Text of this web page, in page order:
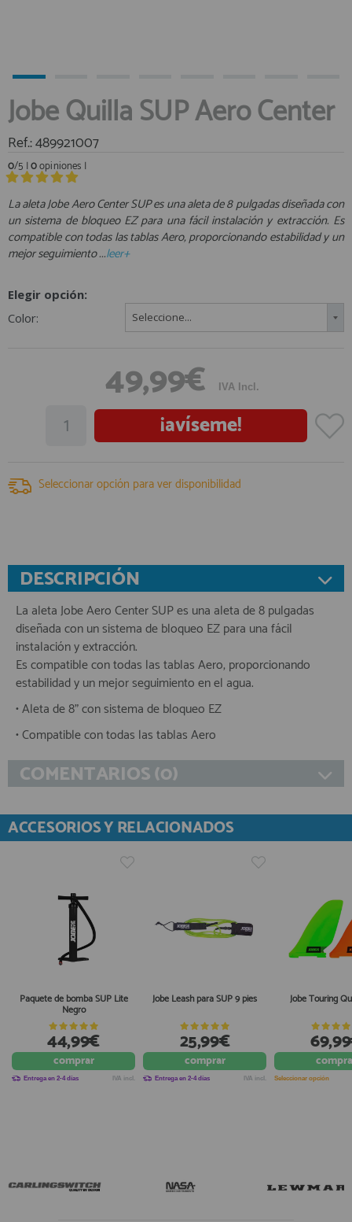
Libros
Mantenimiento y Limpieza
Motonautica
Motores
Navegacion
Neveras y Termos
Seguridad
Pesca
AFILIADOS
INFORMACION
910 51 49 87
info@francobordo.com
registro cliente
Acceder al
Área profesionales
Únete ya a los mas de de 500 Profesionales de la Náutica
registro profesional
Jobe Quilla SUP Aero Center
Ref.: 489921007
0/5 |0opiniones |
La aleta Jobe Aero Center SUP es una aleta de 8 pulgadas diseñada con
un sistema de bloqueo EZ para una fácil instalación y extracción. Es
compatible con todas las tablas Aero, proporcionando estabilidad y un
mejor seguimiento ...leer+
Elegir opción:
Color:
Seleccione...
49,99€ IVA Incl.
¡avíseme!
Seleccionar opción para ver disponibilidad
DESCRIPCIÓN
La aleta Jobe Aero Center SUP es una aleta de 8 pulgadas
diseñada con un sistema de bloqueo EZ para una fácil
instalación y extracción.
Es compatible con todas las tablas Aero, proporcionando
estabilidad y un mejor seguimiento en el agua.
• Aleta de 8" con sistema de bloqueo EZ
• Compatible con todas las tablas Aero
COMENTARIOS (0)
ACCESORIOS Y RELACIONADOS
Paquete de bomba SUP Lite
Negro
44,99€
comprar
Entrega en 2-4 días IVA incl.
Jobe Leash para SUP 9 pies
25,99€
comprar
Entrega en 2-4 días IVA incl.
Jobe Touring
Seleccionar opción